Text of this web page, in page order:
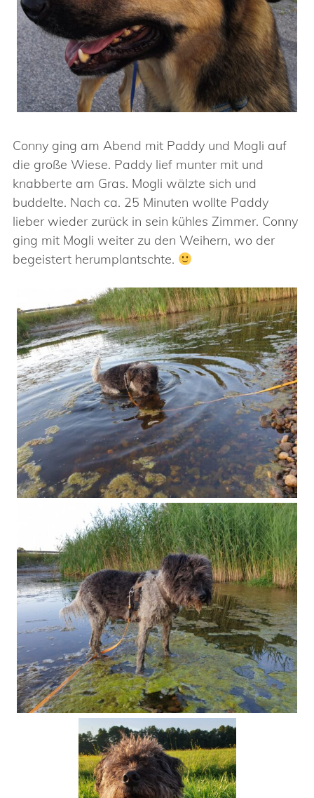
Conny ging am Abend mit Paddy und Mogli auf
die große Wiese. Paddy lief munter mit und
knabberte am Gras. Mogli wälzte sich und
buddelte. Nach ca. 25 Minuten wollte Paddy
lieber wieder zurück in sein kühles Zimmer. Conny
ging mit Mogli weiter zu den Weihern, wo der
begeistert herumplantschte.